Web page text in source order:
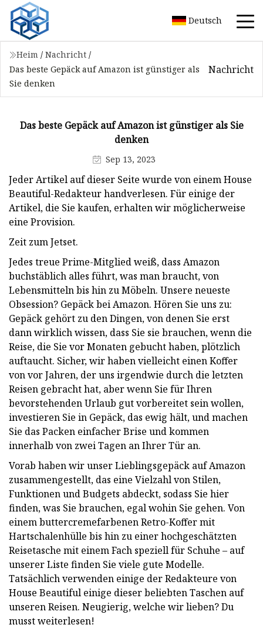
Deutsch
Heim / Nachricht /
Das beste Gepäck auf Amazon ist günstiger als
Sie denken
Nachricht
Das beste Gepäck auf Amazon ist günstiger als Sie
denken
Sep 13, 2023
Jeder Artikel auf dieser Seite wurde von einem House
Beautiful-Redakteur handverlesen. Für einige der
Artikel, die Sie kaufen, erhalten wir möglicherweise
eine Provision.
Zeit zum Jetset.
Jedes treue Prime-Mitglied weiß, dass Amazon
buchstäblich alles führt, was man braucht, von
Lebensmitteln bis hin zu Möbeln. Unsere neueste
Obsession? Gepäck bei Amazon. Hören Sie uns zu:
Gepäck gehört zu den Dingen, von denen Sie erst
dann wirklich wissen, dass Sie sie brauchen, wenn die
Reise, die Sie vor Monaten gebucht haben, plötzlich
auftaucht. Sicher, wir haben vielleicht einen Koffer
von vor Jahren, der uns irgendwie durch die letzten
Reisen gebracht hat, aber wenn Sie für Ihren
bevorstehenden Urlaub gut vorbereitet sein wollen,
investieren Sie in Gepäck, das ewig hält, und machen
Sie das Packen einfacher Brise und kommen
innerhalb von zwei Tagen an Ihrer Tür an.
Vorab haben wir unser Lieblingsgepäck auf Amazon
zusammengestellt, das eine Vielzahl von Stilen,
Funktionen und Budgets abdeckt, sodass Sie hier
finden, was Sie brauchen, egal wohin Sie gehen. Von
einem buttercremefarbenen Retro-Koffer mit
Hartschalenhülle bis hin zu einer hochgeschätzten
Reisetasche mit einem Fach speziell für Schuhe – auf
unserer Liste finden Sie viele gute Modelle.
Tatsächlich verwenden einige der Redakteure von
House Beautiful einige dieser beliebten Taschen auf
unseren Reisen. Neugierig, welche wir lieben? Du
musst weiterlesen!